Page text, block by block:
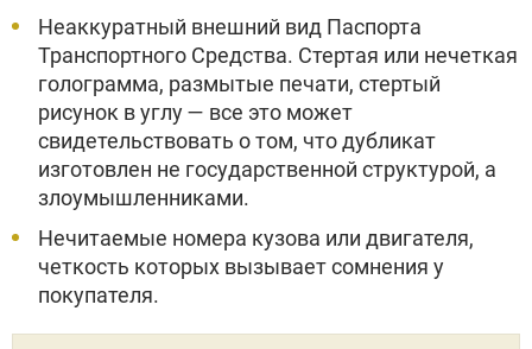
Неаккуратный внешний вид Паспорта
Транспортного Средства. Стертая или нечеткая
голограмма, размытые печати, стертый
рисунок в углу — все это может
свидетельствовать о том, что дубликат
изготовлен не государственной структурой, а
злоумышленниками.
Нечитаемые номера кузова или двигателя,
четкость которых вызывает сомнения у
покупателя.